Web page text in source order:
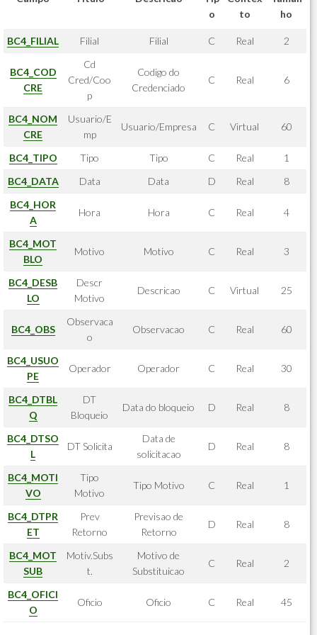
o
to
ho
BC4_FILIAL Filial Filial C Real 2
BC4_COD
CRE
Cd
Cred/Coo
p
Codigo do
Credenciado
C Real 6
BC4_NOM
CRE
Usuario/E
mp
Usuario/Empresa C Virtual 60
BC4_TIPO Tipo Tipo C Real
1
BC4_DATA
Data Data D Real
8
BC4_HOR
A
Hora Hora C Real 4
BC4_MOT
BLO
Motivo Motivo C Real 3
BC4_DESB
LO
Descr
Motivo
Descricao C Virtual 25
BC4_OBS
Observaca
o
Observacao C Real 60
BC4_USUO
PE
Operador Operador C Real 30
BC4_DTBL
Q
DT
Bloqueio
Data do bloqueio D Real 8
BC4_DTSO
L
DT Solicita
Data de
solicitacao
D Real 8
BC4_MOTI
VO
Tipo
Motivo
Tipo Motivo C Real 1
BC4_DTPR
ET
Prev
Retorno
Previsao de
Retorno
D Real 8
BC4_MOT
SUB
Motiv.Subs
t.
Motivo de
Substituicao
C Real 2
BC4_OFICI
O
Oficio Oficio C Real 45